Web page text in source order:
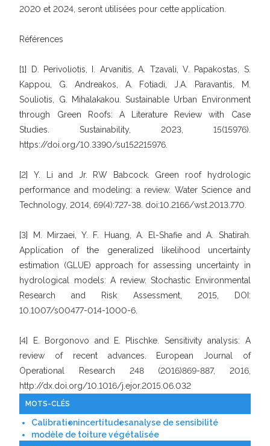
2020 et 2024, seront utilisées pour cette application.
Références
[1] D. Perivoliotis, I. Arvanitis, A. Tzavali, V. Papakostas, S.
Kappou, G. Andreakos, A. Fotiadi, J.A. Paravantis, M.
Souliotis, G. Mihalakakou. Sustainable Urban Environment
through Green Roofs: A Literature Review with Case
Studies. Sustainability, 2023, 15(15976).
https://doi.org/10.3390/su152215976.
[2] Y. Li and Jr. RW Babcock. Green roof hydrologic
performance and modeling: a review. Water Science and
Technology, 2014, 69(4):727-38. doi:10.2166/wst.2013.770.
[3] M. Mirzaei, Y. F. Huang, A. El-Shafie and A. Shatirah.
Application of the generalized likelihood uncertainty
estimation (GLUE) approach for assessing uncertainty in
hydrological models: A review. Stochastic Environmental
Research and Risk Assessment, 2015, DOI:
10.1007/s00477-014-1000-6.
[4] E. Borgonovo and E. Plischke. Sensitivity analysis: A
review of recent advances. European Journal of
Operational Research 248 (2016)869-887, 2016,
http://dx.doi.org/10.1016/j.ejor.2015.06.032
MOTS-CLÉS
Calibrationincertitudesanalyse de sensibilité
modèle de toiture végétalisée